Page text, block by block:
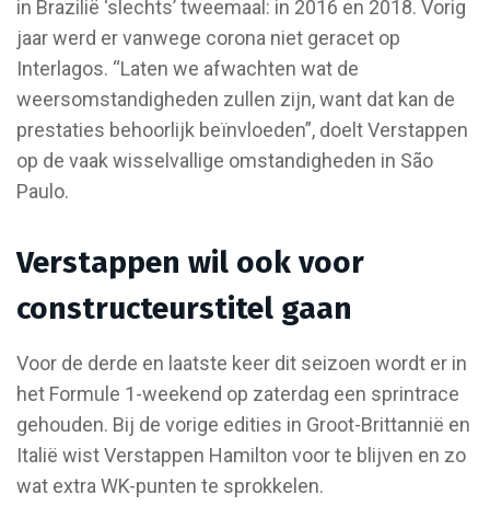
in Brazilië ‘slechts’ tweemaal: in 2016 en 2018. Vorig
jaar werd er vanwege corona niet geracet op
Interlagos. “Laten we afwachten wat de
weersomstandigheden zullen zijn, want dat kan de
prestaties behoorlijk beïnvloeden”, doelt Verstappen
op de vaak wisselvallige omstandigheden in São
Paulo.
Verstappen wil ook voor
constructeurstitel gaan
Voor de derde en laatste keer dit seizoen wordt er in
het Formule 1-weekend op zaterdag een sprintrace
gehouden. Bij de vorige edities in Groot-Brittannië en
Italië wist Verstappen Hamilton voor te blijven en zo
wat extra WK-punten te sprokkelen.